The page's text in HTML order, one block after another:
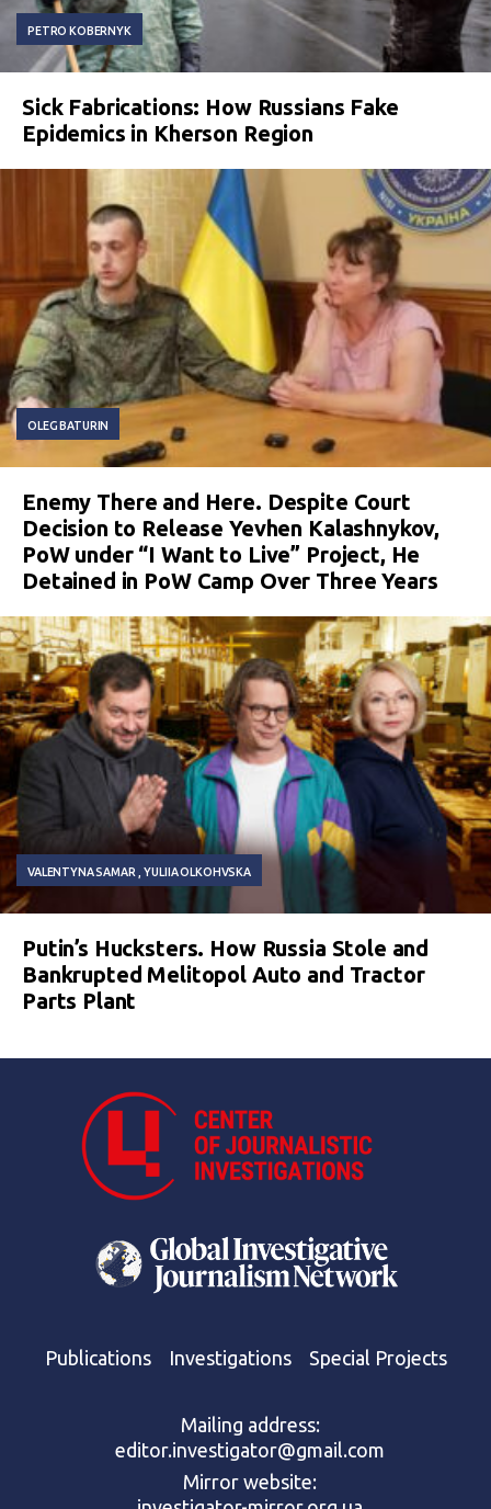
PETRO KOBERNYK
Sick Fabrications: How Russians Fake
Epidemics in Kherson Region
OLEG BATURIN
Enemy There and Here. Despite Court
Decision to Release Yevhen Kalashnykov,
PoW under “I Want to Live” Project, He
Detained in PoW Camp Over Three Years
VALENTYNA SAMAR YULIIA OLKOHVSKA
Putin’s Hucksters. How Russia Stole and
Bankrupted Melitopol Auto and Tractor
Parts Plant
Publications Investigations Special Projects
Mailing address:
editor.investigator@gmail.com
Mirror website: